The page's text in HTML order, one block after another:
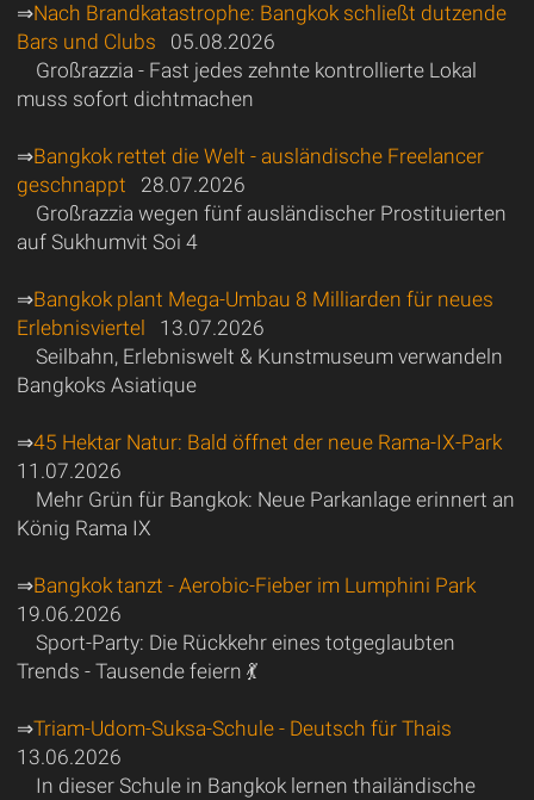
⇒Nach Brandkatastrophe: Bangkok schließt dutzende
Bars und Clubs 05.08.2026
Großrazzia - Fast jedes zehnte kontrollierte Lokal
muss sofort dichtmachen
⇒Bangkok rettet die Welt - ausländische Freelancer
geschnappt 28.07.2026
Großrazzia wegen fünf ausländischer Prostituierten
auf Sukhumvit Soi 4
⇒Bangkok plant Mega-Umbau 8 Milliarden für neues
Erlebnisviertel
13.07.2026
Seilbahn, Erlebniswelt & Kunstmuseum verwandeln
Bangkoks Asiatique
⇒45 Hektar Natur: Bald öffnet der neue Rama-IX-Park
11.07.2026
Mehr Grün für Bangkok: Neue Parkanlage erinnert an
König Rama IX
⇒Bangkok tanzt - Aerobic-Fieber im Lumphini Park
19.06.2026
Sport-Party: Die Rückkehr eines totgeglaubten
Trends - Tausende feiern 💃
⇒Triam-Udom-Suksa-Schule - Deutsch für Thais
13.06.2026
In dieser Schule in Bangkok lernen thailändische